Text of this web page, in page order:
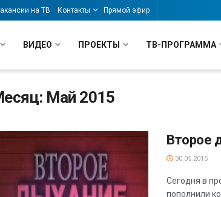
на ТВ Контакты Прямой эфир
ВИДЕО ПРОЕКТЫ ТВ-ПРОГРАММА
Май 2015
Второе
30.05.2015
Сегодня в
пополнили